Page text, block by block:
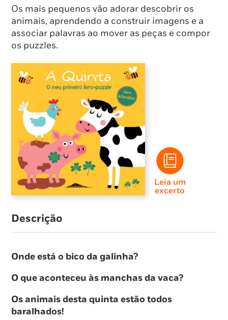
Os mais pequenos vão adorar descobrir os
animais, aprendendo a construir imagens e a
associar palavras ao mover as peças e compor
os puzzles.
Leia um
excerto
Descrição
Onde está o bico da galinha?
O que aconteceu às manchas da vaca?
Os animais desta quinta estão todos
baralhados!